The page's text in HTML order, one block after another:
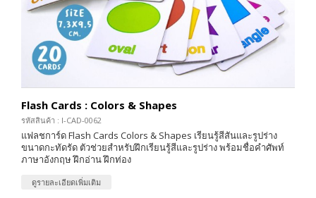
Flash Cards : Colors & Shapes
รหัสสินค้า : I-CAD-0062
แฟลชการ์ด Flash Cards Colors & Shapes เรียนรู้สีสันและรูปร่าง
ขนาดกะทัดรัด ตัวช่วยสำหรับฝึกเรียนรู้สีและรูปร่าง พร้อมชื่อคำศัพท์
ภาษาอังกฤษ ฝึกอ่าน ฝึกท่อง
ดูรายละเอียดเพิ่มเติม